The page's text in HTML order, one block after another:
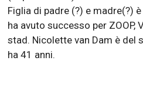
Figlia di padre (?) e madre(?)
ha avuto successo per ZOOP,
stad. Nicolette van Dam è del
ha 41 anni.